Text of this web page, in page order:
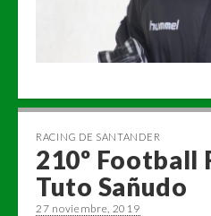
RACING DE SANTANDER
210º Football
Tuto Sañudo
27 noviembre, 2019